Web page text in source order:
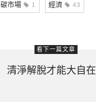
碳市場 1 經濟 43
看下一篇文章
清淨解脫才能大自在